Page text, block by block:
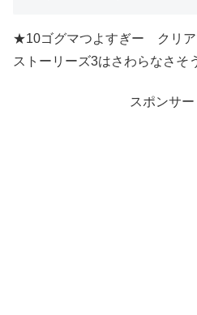
★10ゴグマつよすぎー クリア
ストーリーズ3はさわらなさそ
スポンサー